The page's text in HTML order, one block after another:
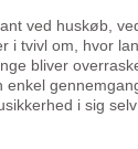
ved huskøb,
i tvivl om, hvor
bliver
enkel
i sig